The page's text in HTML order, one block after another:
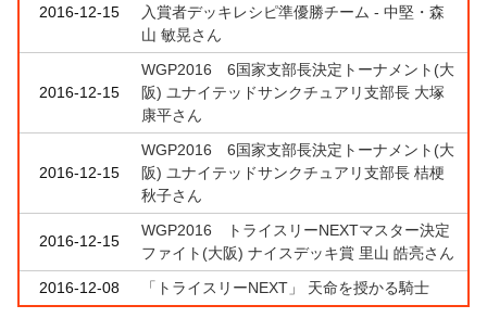
2016-12-15
入賞者デッキレシピ準優勝チーム - 中堅・森
山 敏晃さん
2016-12-15
WGP2016 6国家支部長決定トーナメント(大
阪) ユナイテッドサンクチュアリ支部長 大塚
康平さん
2016-12-15
WGP2016 6国家支部長決定トーナメント(大
阪) ユナイテッドサンクチュアリ支部長 桔梗
秋子さん
2016-12-15
WGP2016 トライスリーNEXTマスター決定
ファイト(大阪) ナイスデッキ賞 里山 皓亮さん
2016-12-08
「トライスリーNEXT」 天命を授かる騎士